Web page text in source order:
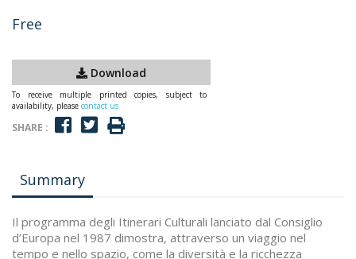
Free
Download
To receive multiple printed copies, subject to
availability, please contact us
SHARE :
Summary
Il programma degli Itinerari Culturali lanciato dal Consiglio
d’Europa nel 1987 dimostra, attraverso un viaggio nel
tempo e nello spazio, come la diversità e la ricchezza